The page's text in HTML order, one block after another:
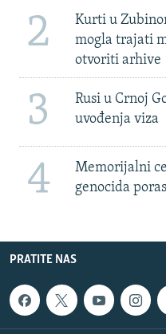
2
Kurti u
mogla trajati
otvoriti arhive
3
Rusi u Crnoj
uvođenja viza
4
Memorijalni
genocida
PRATITE NAS